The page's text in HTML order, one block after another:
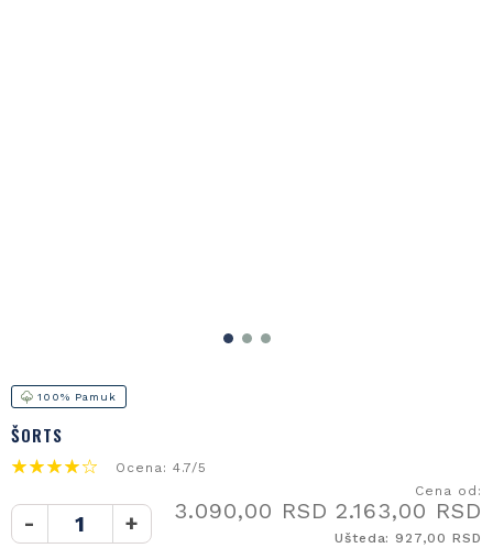
100% Pamuk
ŠORTS
Ocena: 4.7/5
- +
Cena od:
3.090,00 RSD2.163,00 RSD
Ušteda: 927,00 RSD